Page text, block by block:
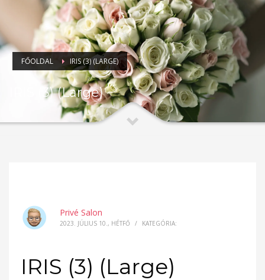
FŐOLDAL IRIS (3) (LARGE)
IRIS (3) (Large)
Privé Salon
2023. JÚLIUS 10., HÉTFŐ / KATEGÓRIA:
IRIS (3) (Large)